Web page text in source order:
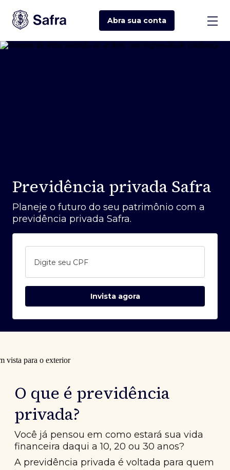
Abra sua conta
Previdência privada Safra
Planeje o futuro do seu patrimônio com a
previdência privada Safra.
Digite seu CPF
Invista agora
O que é previdência
privada?
Você já pensou em como estará sua vida
financeira daqui a 10, 20 ou 30 anos?
A previdência privada é voltada para quem